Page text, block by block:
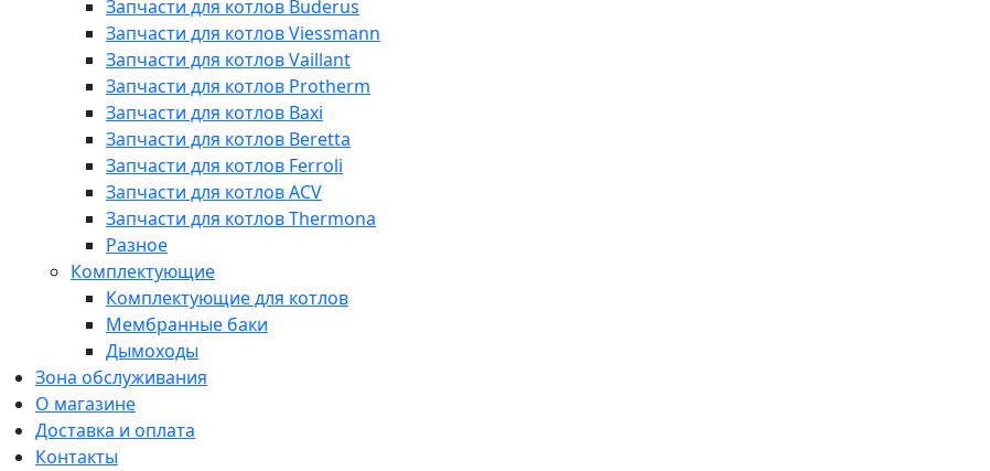
Запчасти для котлов Buderus
Запчасти для котлов Viessmann
Запчасти для котлов Vaillant
Запчасти для котлов Protherm
Запчасти для котлов Baxi
Запчасти для котлов Beretta
Запчасти для котлов Ferroli
Запчасти для котлов ACV
Запчасти для котлов Thermona
Разное
Комплектующие
Комплектующие для котлов
Мембранные баки
Дымоходы
Зона обслуживания
О магазине
Доставка и оплата
Контакты